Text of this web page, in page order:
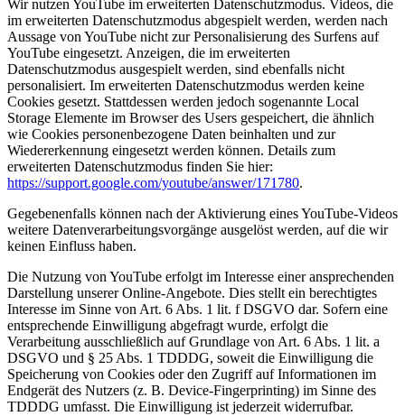
Wir nutzen YouTube im erweiterten Datenschutzmodus. Videos, die
im erweiterten Datenschutzmodus abgespielt werden, werden nach
Aussage von YouTube nicht zur Personalisierung des Surfens auf
YouTube eingesetzt. Anzeigen, die im erweiterten
Datenschutzmodus ausgespielt werden, sind ebenfalls nicht
personalisiert. Im erweiterten Datenschutzmodus werden keine
Cookies gesetzt. Stattdessen werden jedoch sogenannte Local
Storage Elemente im Browser des Users gespeichert, die ähnlich
wie Cookies personenbezogene Daten beinhalten und zur
Wiedererkennung eingesetzt werden können. Details zum
erweiterten Datenschutzmodus finden Sie hier:
https://support.google.com/youtube/answer/171780.
Gegebenenfalls können nach der Aktivierung eines YouTube-Videos
weitere Datenverarbeitungsvorgänge ausgelöst werden, auf die wir
keinen Einfluss haben.
Die Nutzung von YouTube erfolgt im Interesse einer ansprechenden
Darstellung unserer Online-Angebote. Dies stellt ein berechtigtes
Interesse im Sinne von Art. 6 Abs. 1 lit. f DSGVO dar. Sofern eine
entsprechende Einwilligung abgefragt wurde, erfolgt die
Verarbeitung ausschließlich auf Grundlage von Art. 6 Abs. 1 lit. a
DSGVO und § 25 Abs. 1 TDDDG, soweit die Einwilligung die
Speicherung von Cookies oder den Zugriff auf Informationen im
Endgerät des Nutzers (z. B. Device-Fingerprinting) im Sinne des
TDDDG umfasst. Die Einwilligung ist jederzeit widerrufbar.